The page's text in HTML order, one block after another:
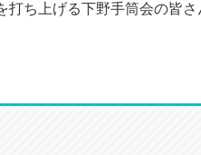
ち上げる下野手筒会の皆さ